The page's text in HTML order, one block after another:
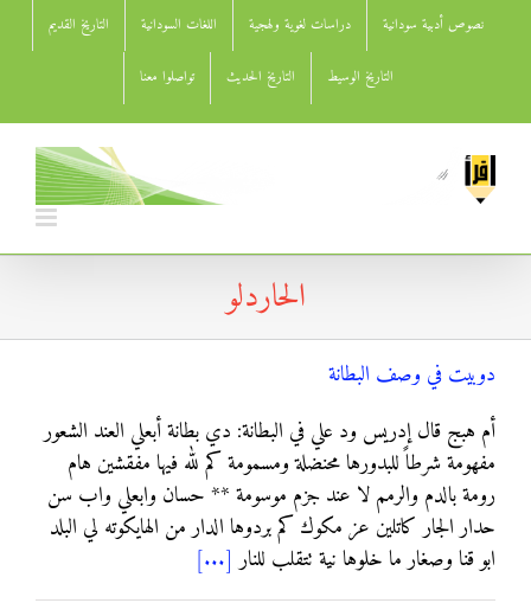
نصوص أدبية سودانية دراسات لغوية ولهجية اللغات السودانية التاريخ القديم
التاريخ الوسيط التاريخ الحديث تواصلوا معنا
الحاردلو
دوبيت في وصف البطانة
أم هبج قال إدريس ود علي في البطانة: دي بطانة أبعلي العند الشعور
مفهومة شرطاً للبدورها محنضلة ومسمومة كم لله فيها مفقشين هام
رومة بالدم والرمم لا عند جزم موسومة ** حسان وابعلي واب سن
حدار الجار كاتلين عز مكوك كم بردوها الدار من الهايكوته لي البلد
ابو قنا وصغار ما خلوها نية تتقلب للنار[...]